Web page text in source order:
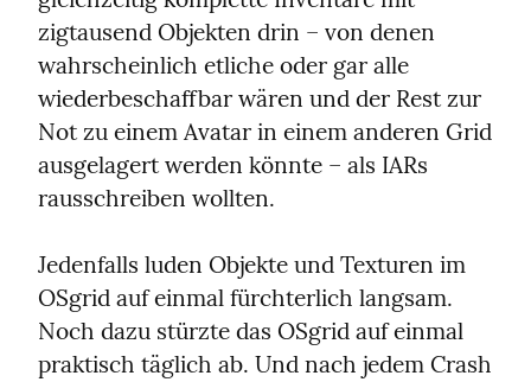
zigtausend Objekten drin – von denen
wahrscheinlich etliche oder gar alle
wiederbeschaffbar wären und der Rest zur
Not zu einem Avatar in einem anderen Grid
ausgelagert werden könnte – als IARs
rausschreiben wollten.
Jedenfalls luden Objekte und Texturen im
OSgrid auf einmal fürchterlich langsam.
Noch dazu stürzte das OSgrid auf einmal
praktisch täglich ab. Und nach jedem Crash